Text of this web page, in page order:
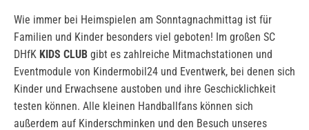
Wie immer bei Heimspielen am Sonntagnachmittag ist für
Familien und Kinder besonders viel geboten! Im großen SC
DHfK KIDS CLUB gibt es zahlreiche Mitmachstationen und
Eventmodule von Kindermobil24 und Eventwerk, bei denen sich
Kinder und Erwachsene austoben und ihre Geschicklichkeit
testen können. Alle kleinen Handballfans können sich
außerdem auf Kinderschminken und den Besuch unseres